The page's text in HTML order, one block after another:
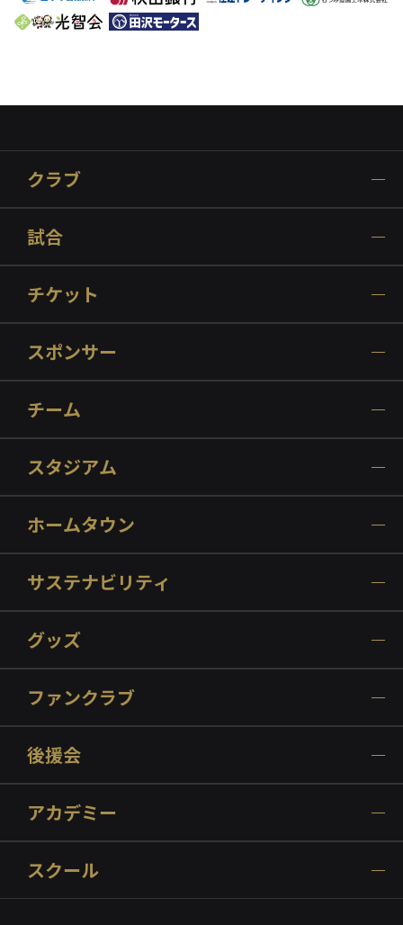
クラブ
試合
チケット
スポンサー
チーム
スタジアム
ホームタウン
サステナビリティ
グッズ
ファンクラブ
後援会
アカデミー
スクール